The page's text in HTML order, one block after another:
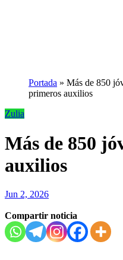
Portada » ‎Más de 850
primeros auxilios
Zulia
‎Más de 850
auxilios
Jun 2, 2026
Compartir noticia